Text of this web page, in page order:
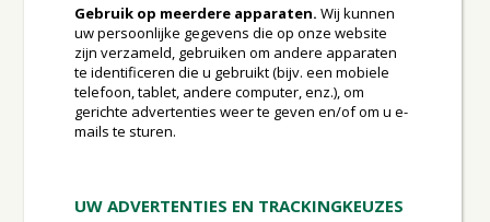
Gebruik op meerdere apparaten. Wij kunnen
uw persoonlijke gegevens die op onze website
zijn verzameld, gebruiken om andere apparaten
te identificeren die u gebruikt (bijv. een mobiele
telefoon, tablet, andere computer, enz.), om
gerichte advertenties weer te geven en/of om u e-
mails te sturen.
UW ADVERTENTIES EN TRACKINGKEUZES